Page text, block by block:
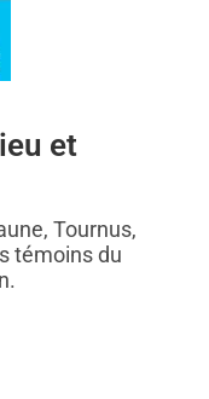
et
Tournus,
témoins du